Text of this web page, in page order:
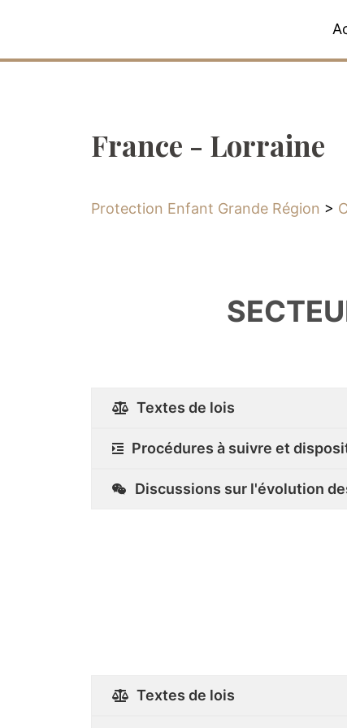
France - Lorraine
Protection Enfant Grande Région >
Textes de lois
Procédures à suivre et
Discussions sur l'évolution
Textes de lois